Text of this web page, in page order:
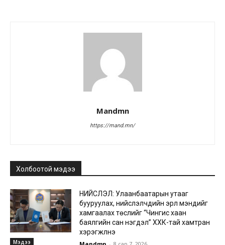
Mandmn
https://mand.mn/
Холбоотой мэдээ
Мэдээ
НИЙСЛЭЛ: Улаанбаатарын утааг
бууруулах, нийслэлчүүдийн эрүүл мэндийг
хамгаалах төслийг “Чингис хаан
баялгийн сан нэгдэл” ХХК-тай хамтран
хэрэгжүүлнэ